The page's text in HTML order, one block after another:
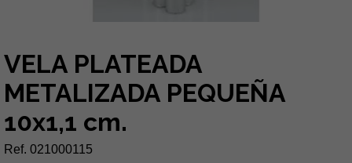
VELA PLATEADA
METALIZADA PEQUEÑA
10x1,1 cm.
Ref. 021000115